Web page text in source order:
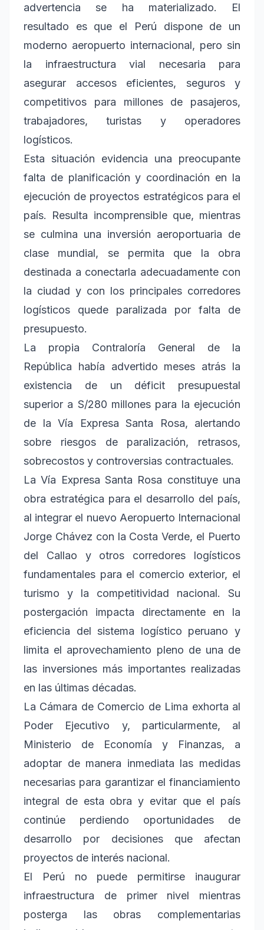
advertencia se ha materializado. El
resultado es que el Perú dispone de un
moderno aeropuerto internacional, pero sin
la infraestructura vial necesaria para
asegurar accesos eficientes, seguros y
competitivos para millones de pasajeros,
trabajadores, turistas y operadores
logísticos.
Esta situación evidencia una preocupante
falta de planificación y coordinación en la
ejecución de proyectos estratégicos para el
país. Resulta incomprensible que, mientras
se culmina una inversión aeroportuaria de
clase mundial, se permita que la obra
destinada a conectarla adecuadamente con
la ciudad y con los principales corredores
logísticos quede paralizada por falta de
presupuesto.
La propia Contraloría General de la
República había advertido meses atrás la
existencia de un déficit presupuestal
superior a S/280 millones para la ejecución
de la Vía Expresa Santa Rosa, alertando
sobre riesgos de paralización, retrasos,
sobrecostos y controversias contractuales.
La Vía Expresa Santa Rosa constituye una
obra estratégica para el desarrollo del país,
al integrar el nuevo Aeropuerto Internacional
Jorge Chávez con la Costa Verde, el Puerto
del Callao y otros corredores logísticos
fundamentales para el comercio exterior, el
turismo y la competitividad nacional. Su
postergación impacta directamente en la
eficiencia del sistema logístico peruano y
limita el aprovechamiento pleno de una de
las inversiones más importantes realizadas
en las últimas décadas.
La Cámara de Comercio de Lima exhorta al
Poder Ejecutivo y, particularmente, al
Ministerio de Economía y Finanzas, a
adoptar de manera inmediata las medidas
necesarias para garantizar el financiamiento
integral de esta obra y evitar que el país
continúe perdiendo oportunidades de
desarrollo por decisiones que afectan
proyectos de interés nacional.
El Perú no puede permitirse inaugurar
infraestructura de primer nivel mientras
posterga las obras complementarias